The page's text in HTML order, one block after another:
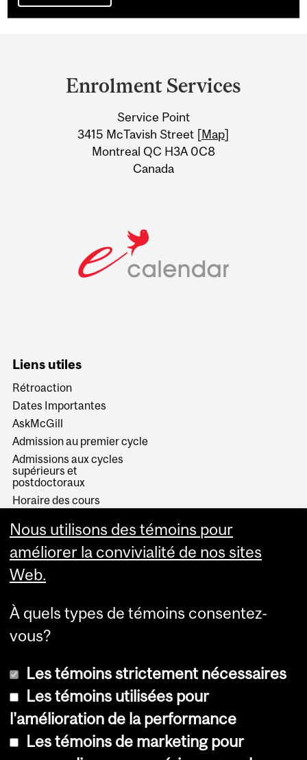
Information
Enrolment Services
Service Point
3415 McTavish Street [Map]
Montreal QC H3A 0C8
Canada
Liens utiles
Rétroaction
Dates Importantes
AskMcGill
Admission au premier cycle
Admissions aux cycles
supérieurs et
postdoctoraux
Horaire des cours
Services aux étudiants
© Université McGill, 2026
Accessibilité
Nous utilisons des témoins pour
améliorer la convivialité de nos sites
Web.
À quels types de témoins consentez-
vous?
Les témoins strictement nécessaires
Les témoins utilisées pour
l'amélioration de la performance
Les témoins de marketing pour